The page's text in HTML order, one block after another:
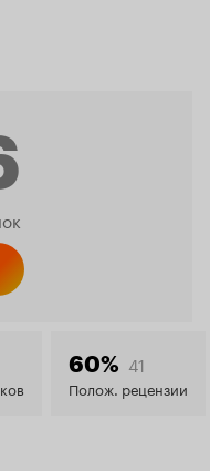
60% 41
Полож. рецензии